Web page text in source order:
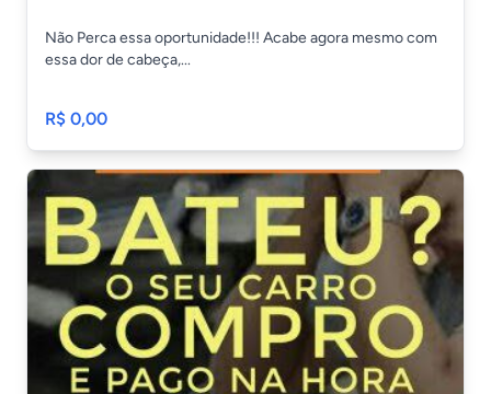
Não Perca essa oportunidade!!! Acabe agora mesmo com
essa dor de cabeça,...
R$ 0,00